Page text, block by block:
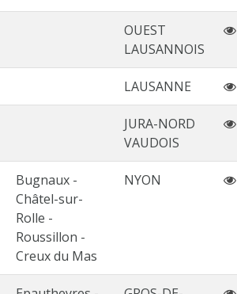
OUEST
LAUSANNOIS
LAUSANNE
JURA-NORD
VAUDOIS
Bugnaux -
Châtel-sur-
Rolle -
Roussillon -
Creux du Mas
NYON